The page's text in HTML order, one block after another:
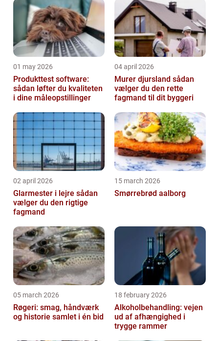
01 may 2026
Produkttest software:
sådan løfter du kvaliteten
i dine måleopstillinger
04 april 2026
Murer djursland sådan
vælger du den rette
fagmand til dit byggeri
02 april 2026
Glarmester i lejre sådan
vælger du den rigtige
fagmand
15 march 2026
Smørrebrød aalborg
05 march 2026
Røgeri: smag, håndværk
og historie samlet i én bid
18 february 2026
Alkoholbehandling: vejen
ud af afhængighed i
trygge rammer